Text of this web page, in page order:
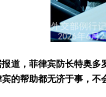
报道，菲律宾防长特奥
的帮助都无济于事，